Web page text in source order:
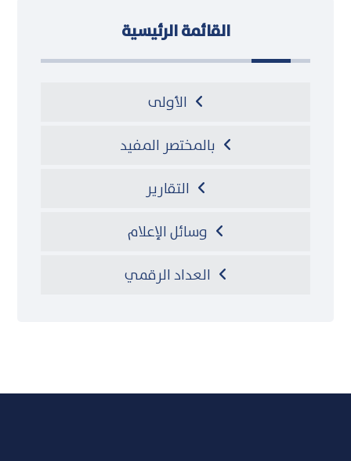
القائمة الرئيسية
الأولى
بالمختصر المفيد
التقارير
وسائل الإعلام
العداد الرقمي